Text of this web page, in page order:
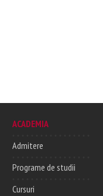
ACADEMIA
Admitere
Programe de studii
Cursuri